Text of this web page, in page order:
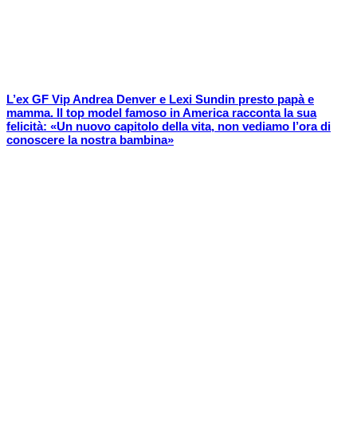
L’ex GF Vip Andrea Denver e Lexi Sundin presto papà e
mamma. Il top model famoso in America racconta la sua
felicità: «Un nuovo capitolo della vita, non vediamo l’ora di
conoscere la nostra bambina»